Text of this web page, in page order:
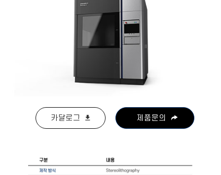
카달로그 제품문의